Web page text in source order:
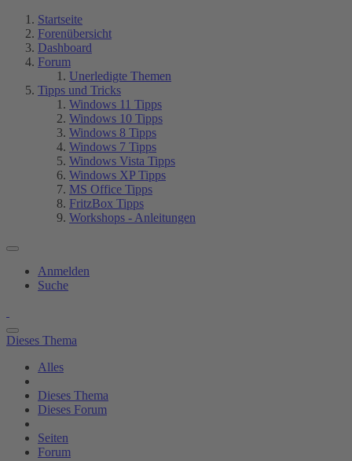
Startseite
Forenübersicht
Dashboard
Forum
Unerledigte Themen
Tipps und Tricks
Windows 11 Tipps
Windows 10 Tipps
Windows 8 Tipps
Windows 7 Tipps
Windows Vista Tipps
Windows XP Tipps
MS Office Tipps
FritzBox Tipps
Workshops - Anleitungen
Anmelden
Suche
Dieses Thema
Alles
Dieses Thema
Dieses Forum
Seiten
Forum